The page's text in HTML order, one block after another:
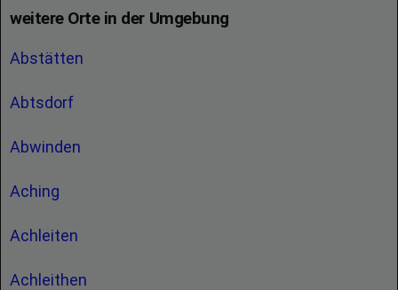
weitere Orte in der Umgebung
Abstätten
Abtsdorf
Abwinden
Aching
Achleiten
Achleithen